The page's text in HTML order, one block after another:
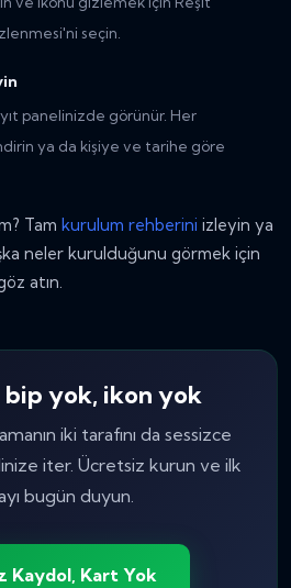
seçin.
panelinizde görünür. Her
ya da kişiye ve tarihe göre
Tam kurulum rehberini izleyin ya
neler kurulduğunu görmek için
atın.
bip yok, ikon yok
iki tarafını da sessizce
iter. Ücretsiz kurun ve ilk
bugün duyun.
Kaydol, Kart Yok